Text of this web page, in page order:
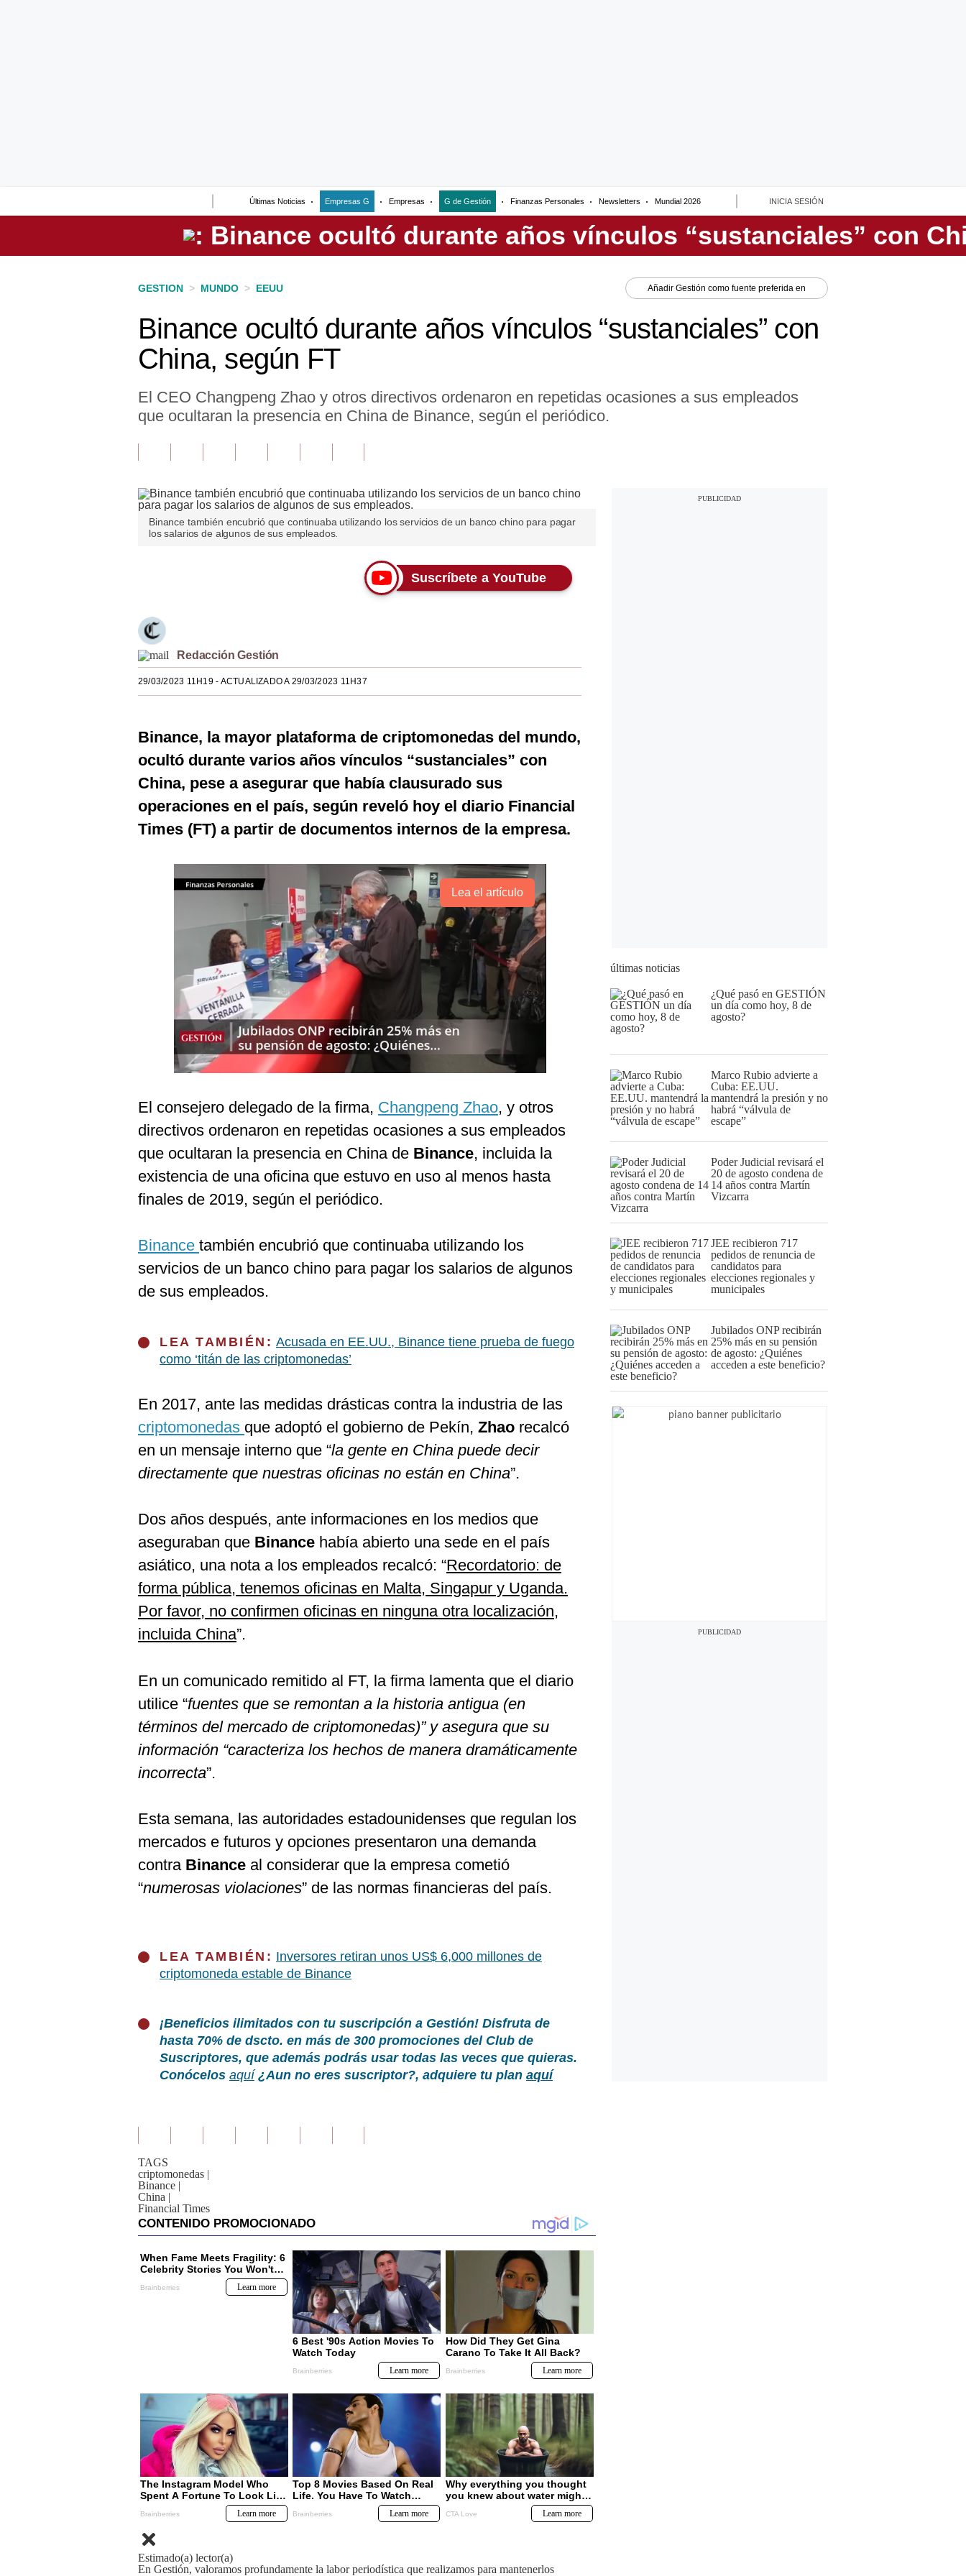
Últimas Noticias Empresas G Empresas G de Gestión Finanzas Personales Newsletters Mundial 2026 INICIA SESIÓN
Perú
GESTION > MUNDO > EEUU Añadir Gestión como fuente preferida en
Binance ocultó durante años vínculos “sustanciales” con
China, según FT
El CEO Changpeng Zhao y otros directivos ordenaron en repetidas ocasiones a sus empleados
que ocultaran la presencia en China de Binance, según el periódico.
Binance también encubrió que continuaba utilizando los servicios de un banco chino para pagar
los salarios de algunos de sus empleados.
Suscríbete a YouTube
Redacción Gestión
29/03/2023 11H19- ACTUALIZADO A 29/03/2023 11H37
Binance, la mayor plataforma de criptomonedas del mundo,
ocultó durante varios años vínculos “sustanciales” con
China, pese a asegurar que había clausurado sus
operaciones en el país, según reveló hoy el diario Financial
Times (FT) a partir de documentos internos de la empresa.
Lea el artículo
El consejero delegado de la firma, Changpeng Zhao, y otros
directivos ordenaron en repetidas ocasiones a sus empleados
que ocultaran la presencia en China de Binance, incluida la
existencia de una oficina que estuvo en uso al menos hasta
finales de 2019, según el periódico.
Binance también encubrió que continuaba utilizando los
servicios de un banco chino para pagar los salarios de algunos
de sus empleados.
LEA TAMBIÉN: Acusada en EE.UU., Binance tiene prueba de fuego
como ‘titán de las criptomonedas’
En 2017, ante las medidas drásticas contra la industria de las
criptomonedas que adoptó el gobierno de Pekín, Zhao recalcó
en un mensaje interno que “la gente en China puede decir
directamente que nuestras oficinas no están en China”.
Dos años después, ante informaciones en los medios que
aseguraban que Binance había abierto una sede en el país
asiático, una nota a los empleados recalcó: “Recordatorio: de
forma pública, tenemos oficinas en Malta, Singapur y Uganda.
Por favor, no confirmen oficinas en ninguna otra localización,
incluida China”.
En un comunicado remitido al FT, la firma lamenta que el diario
utilice “fuentes que se remontan a la historia antigua (en
términos del mercado de criptomonedas)” y asegura que su
información “caracteriza los hechos de manera dramáticamente
incorrecta”.
Esta semana, las autoridades estadounidenses que regulan los
mercados e futuros y opciones presentaron una demanda
contra Binance al considerar que la empresa cometió
“numerosas violaciones” de las normas financieras del país.
LEA TAMBIÉN: Inversores retiran unos US$ 6,000 millones de
criptomoneda estable de Binance
¡Beneficios ilimitados con tu suscripción a Gestión! Disfruta de
hasta 70% de dscto. en más de 300 promociones del Club de
Suscriptores, que además podrás usar todas las veces que quieras.
Conócelos aquí¿Aun no eres suscriptor?, adquiere tu plan aquí
TAGS
criptomonedas |
Binance |
China |
Financial Times
Estimado(a) lector(a)
En Gestión, valoramos profundamente la labor periodística que realizamos para mantenerlos
últimas noticias
¿Qué pasó en GESTIÓN
un día como hoy, 8 de
agosto?
Marco Rubio advierte a
Cuba: EE.UU.
mantendrá la presión y no
habrá “válvula de
escape”
Poder Judicial revisará el
20 de agosto condena de
14 años contra Martín
Vizcarra
JEE recibieron 717
pedidos de renuncia de
candidatos para
elecciones regionales y
municipales
Jubilados ONP recibirán
25% más en su pensión
de agosto: ¿Quiénes
acceden a este beneficio?